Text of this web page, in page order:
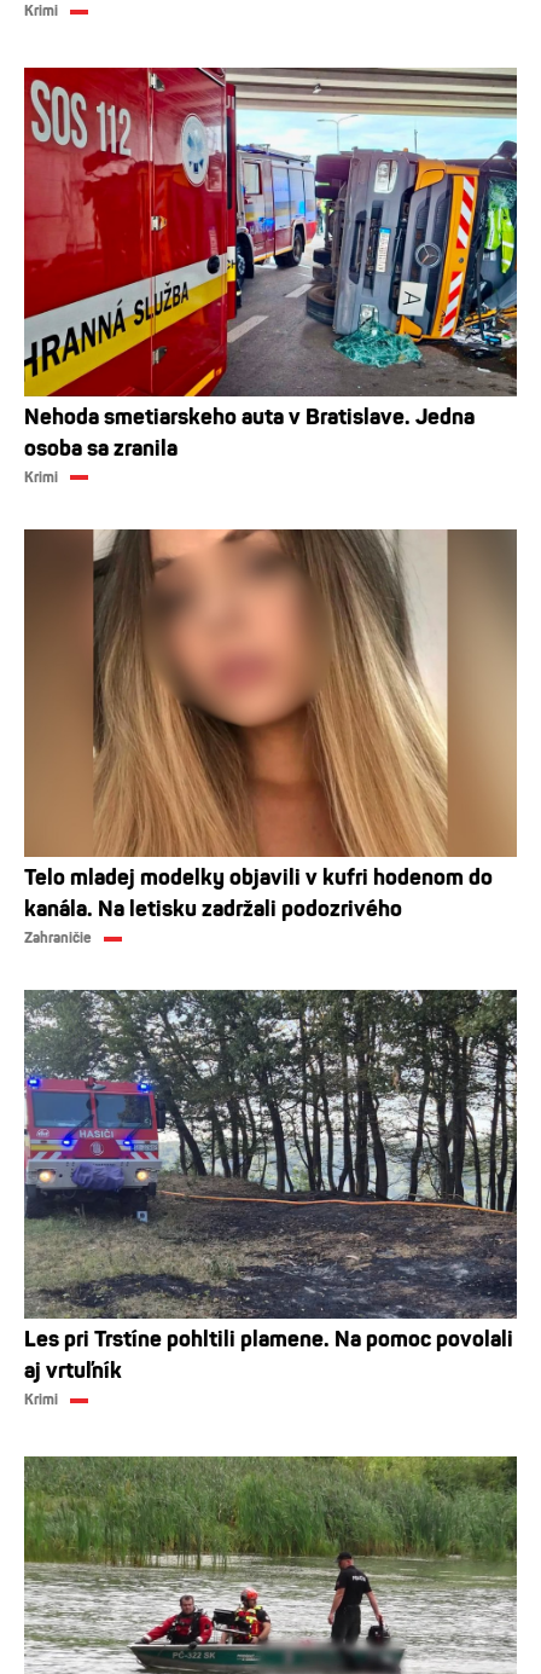
Krimi
Nehoda smetiarskeho auta v Bratislave. Jedna
osoba sa zranila
Krimi
Telo mladej modelky objavili v kufri hodenom do
kanála. Na letisku zadržali podozrivého
Zahraničie
Les pri Trstíne pohltili plamene. Na pomoc povolali
aj vrtuľník
Krimi